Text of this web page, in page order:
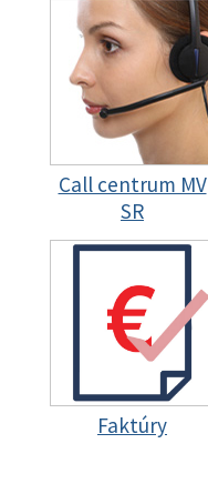
Call centrum MV
SR
Faktúry